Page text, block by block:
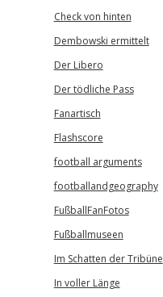
Check von hinten
Dembowski ermittelt
Der Libero
Der tödliche Pass
Fanartisch
Flashscore
football arguments
footballandgeography
FußballFanFotos
Fußballmuseen
Im Schatten der Tribüne
In voller Länge